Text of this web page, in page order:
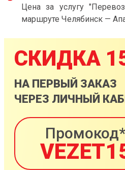
Цена за услугу
маршруте Челябинск —
СКИДКА
НА ПЕРВЫЙ ЗАКАЗ
ЧЕРЕЗ ЛИЧНЫЙ
Промокод*